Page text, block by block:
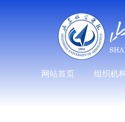
网站首页 组织机